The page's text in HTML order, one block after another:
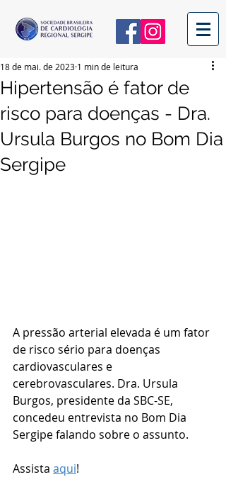
Hipertensão é fator de
risco para doenças - Dra.
Ursula Burgos no Bom Dia
Sergipe
18 de mai. de 2023 1 min de leitura
A pressão arterial elevada é um fator
de risco sério para doenças
cardiovasculares e
cerebrovasculares. Dra. Ursula
Burgos, presidente da SBC-SE,
concedeu entrevista no Bom Dia
Sergipe falando sobre o assunto.
Assista aqui!